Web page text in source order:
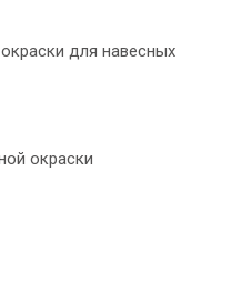
для навесных
окраски